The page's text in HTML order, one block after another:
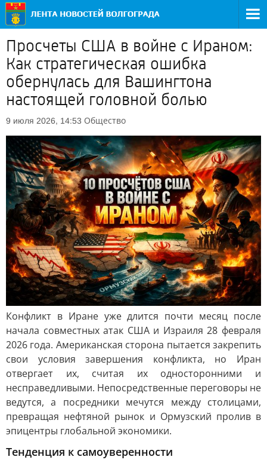
Просчеты США в войне с Ираном:
Как стратегическая ошибка
обернулась для Вашингтона
настоящей головной болью
9 июля 2026, 14:53 Общество
Конфликт в Иране уже длится почти месяц после
начала совместных атак США и Израиля 28 февраля
2026 года. Американская сторона пытается закрепить
свои условия завершения конфликта, но Иран
отвергает их, считая их односторонними и
несправедливыми. Непосредственные переговоры не
ведутся, а посредники мечутся между столицами,
превращая нефтяной рынок и Ормузский пролив в
эпицентры глобальной экономики.
Тенденция к самоуверенности